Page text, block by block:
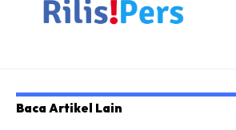
Baca Artikel Lain